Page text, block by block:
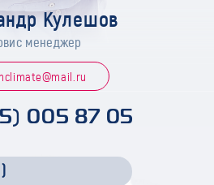
Кулешов
менеджер
005 87 05